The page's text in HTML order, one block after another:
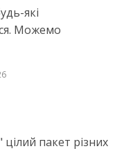
які
Можемо
пакет різних